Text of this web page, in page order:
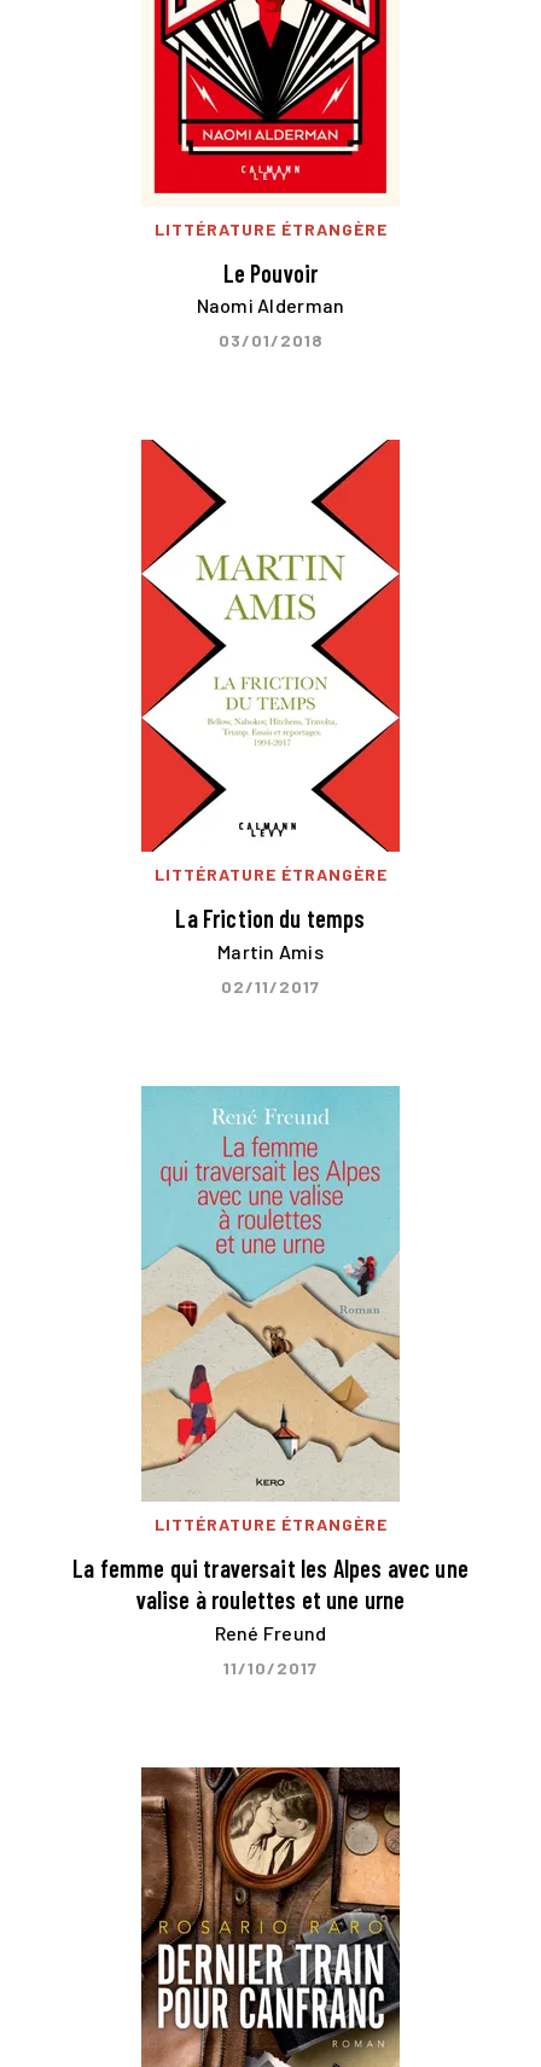
LITTÉRATURE ÉTRANGÈRE
Le Pouvoir
Naomi Alderman
03/01/2018
LITTÉRATURE ÉTRANGÈRE
La Friction du temps
Martin Amis
02/11/2017
LITTÉRATURE ÉTRANGÈRE
La femme qui traversait les Alpes avec une
valise à roulettes et une urne
René Freund
11/10/2017